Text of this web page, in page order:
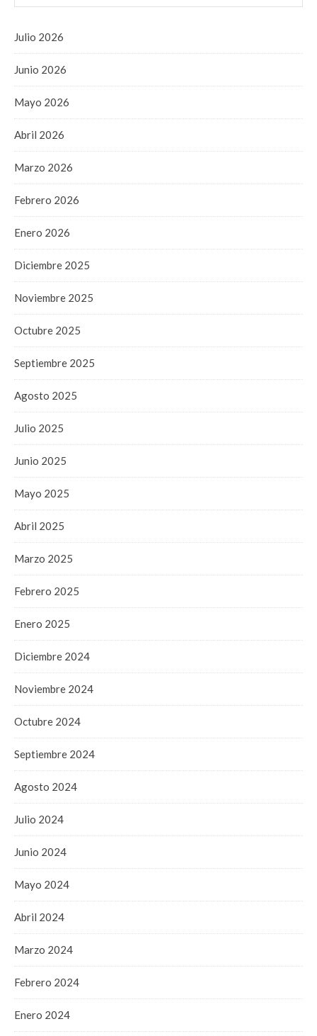
Julio 2026
Junio 2026
Mayo 2026
Abril 2026
Marzo 2026
Febrero 2026
Enero 2026
Diciembre 2025
Noviembre 2025
Octubre 2025
Septiembre 2025
Agosto 2025
Julio 2025
Junio 2025
Mayo 2025
Abril 2025
Marzo 2025
Febrero 2025
Enero 2025
Diciembre 2024
Noviembre 2024
Octubre 2024
Septiembre 2024
Agosto 2024
Julio 2024
Junio 2024
Mayo 2024
Abril 2024
Marzo 2024
Febrero 2024
Enero 2024